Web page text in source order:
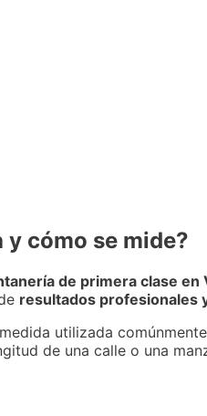
y cómo se mide?
de primera clase en
resultados profesionales
utilizada
de una calle o una